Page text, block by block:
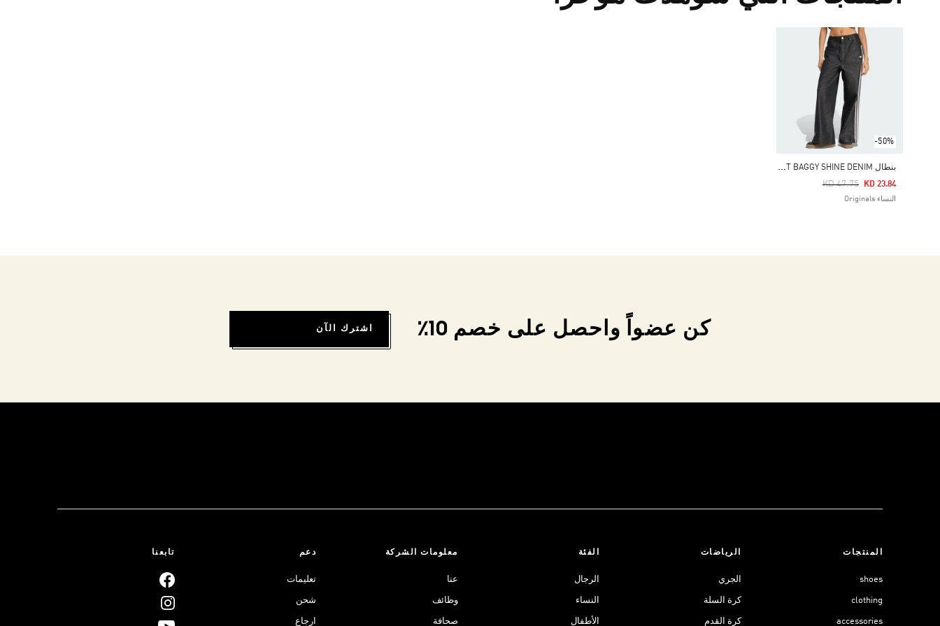
-50%
ب
نطال ADILENIUM SEASON 4 TEAMGEIST BAGGY SHINE DENIM
Price Reduced From
KD 47.75
To KD 23.84
النساء Originals
كن عضواً واحصل على خصم 10٪ اشترك الآن
المنتجات
shoes
clothing
accessories
الرياضات
الجري
كرة السلة
كرة القدم
الفئة
الرجال
النساء
الأطفال
معلومات الشركة
عنا
وظائف
صحافة
دعم
تعليمات
شحن
ارجاع
تابعنا